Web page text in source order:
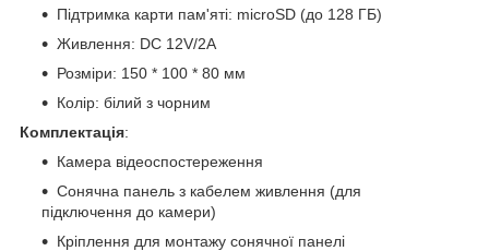
Підтримка карти пам'яті: microSD (до 128 ГБ)
Живлення: DC 12V/2A
Розміри: 150 * 100 * 80 мм
Колір: білий з чорним
Комплектація:
Камера відеоспостереження
Сонячна панель з кабелем живлення (для
підключення до камери)
Кріплення для монтажу сонячної панелі